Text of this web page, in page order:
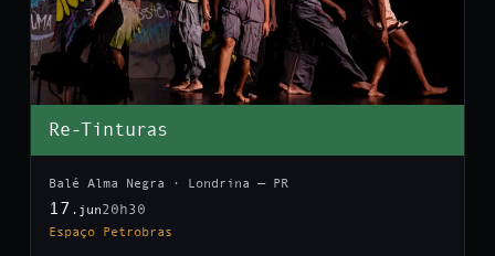
Re-Tinturas
Balé Alma Negra · Londrina — PR
17 .jun20h30
Espaço Petrobras